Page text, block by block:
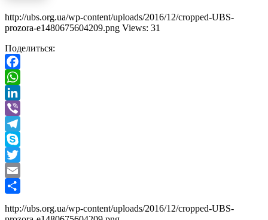
http://ubs.org.ua/wp-content/uploads/2016/12/cropped-UBS-
prozora-e1480675604209.png Views: 31
Поделиться:
Facebook
WhatsApp
LinkedIn
Viber
Telegram
Skype
Twitter
Email
http://ubs.org.ua/wp-content/uploads/2016/12/cropped-UBS-